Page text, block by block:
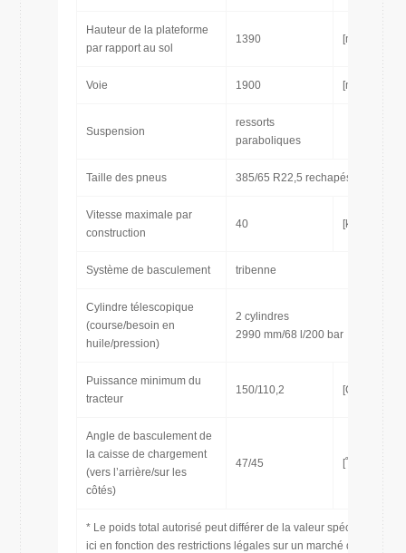
Hauteur de la plateforme
par rapport au sol
1390 [mm]
Voie 1900 [mm]
Suspension
ressorts
paraboliques
Taille des pneus 385/65 R22,5 rechapés
Vitesse maximale par
construction
40 [km/h]
Système de basculement tribenne
Cylindre télescopique
(course/besoin en
huile/pression)
2 cylindres
2990 mm/68 l/200 bar
Puissance minimum du
tracteur
150/110,2 [CH/kW]
Angle de basculement de
la caisse de chargement
(vers l’arrière/sur les
côtés)
47/45 [˚]
* Le poids total autorisé peut différer de la valeur spécifiée
ici en fonction des restrictions légales sur un marché donné.